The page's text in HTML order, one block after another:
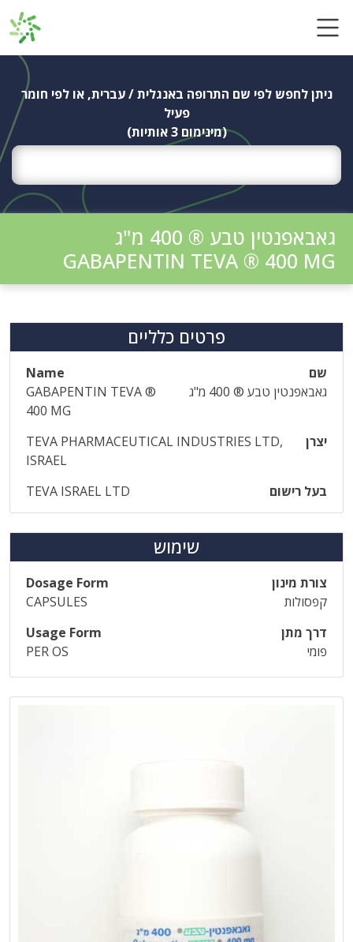
ניתן לחפש לפי שם התרופה באנגלית / עברית, או לפי חומר
פעיל
(מינימום 3 אותיות)
גאבאפנטין טבע ® 400 מ"ג
GABAPENTIN TEVA ® 400 MG
פרטים כלליים
שם
Name
גאבאפנטין טבע ® 400 מ"ג
GABAPENTIN TEVA ®
400 MG
יצרן
TEVA PHARMACEUTICAL INDUSTRIES LTD,
ISRAEL
בעל רישום
TEVA ISRAEL LTD
שימוש
צורת מינון
Dosage Form
קפסולות
CAPSULES
דרך מתן
Usage Form
פומי
PER OS